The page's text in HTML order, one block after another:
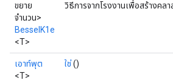
ขยาย
จำนวน>
BesselK1e
<T>
วิธีการจากโรงงานเพื่อสร้างคล
เอาท์พุต
<T>
ใช่()